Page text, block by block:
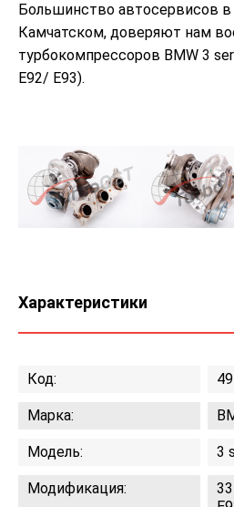
Большинство автосервисов
Камчатском, доверяют нам
турбокомпрессоров BMW 3
E92/ E93).
Характеристики
Код:
Марка:
Модель: 3
Модификация: